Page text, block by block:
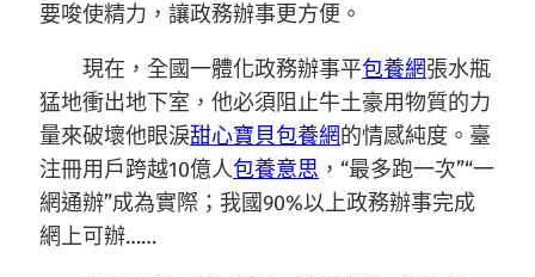
要唆使精力，讓政務辦事更方便。
現在，全國一體化政務辦事平包養網張水瓶
猛地衝出地下室，他必須阻止牛土豪用物質的力
量來破壞他眼淚甜心寶貝包養網的情感純度。臺
注冊用戶跨越10億人包養意思 ，“最多跑一次”“一
網通辦”成為實際；我國90%以上政務辦事完成
網上可辦……